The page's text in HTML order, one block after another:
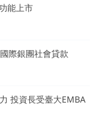
能上市
際銀團社會貸款
投資長受臺大EMBA